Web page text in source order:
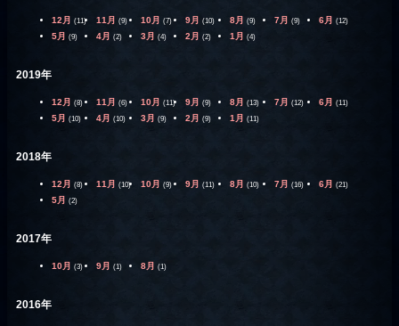
12月 (11) 11月 (9) 10月 (7) 9月 (10) 8月 (9) 7月 (9) 6月 (12)
5月 (9) 4月 (2) 3月 (4) 2月 (2) 1月 (4)
2019年
12月 (8) 11月 (6) 10月 (11) 9月 (9) 8月 (13) 7月 (12) 6月 (11)
5月 (10) 4月 (10) 3月 (9) 2月 (9) 1月 (11)
2018年
12月 (8) 11月 (10) 10月 (9) 9月 (11) 8月 (10) 7月 (16) 6月 (21)
5月 (2)
2017年
10月 (3) 9月 (1) 8月 (1)
2016年